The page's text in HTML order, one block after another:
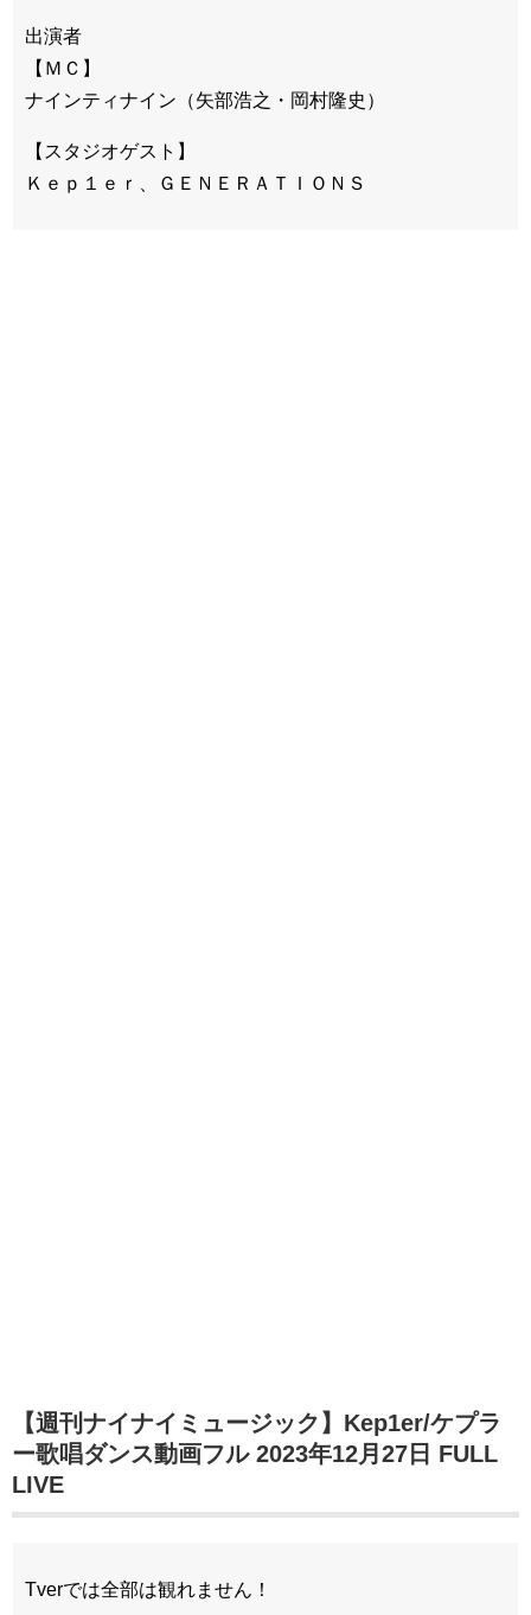
出演者
【ＭＣ】
ナインティナイン（矢部浩之・岡村隆史）
【スタジオゲスト】
Ｋｅｐ１ｅｒ、ＧＥＮＥＲＡＴＩＯＮＳ
【週刊ナイナイミュージック】Kep1er/ケプラ
ー歌唱ダンス動画フル 2023年12月27日 FULL
LIVE
Tverでは全部は観れません！